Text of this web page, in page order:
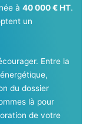
à40 000 € HT.
un
Entre la
du dossier
là pour
de votre